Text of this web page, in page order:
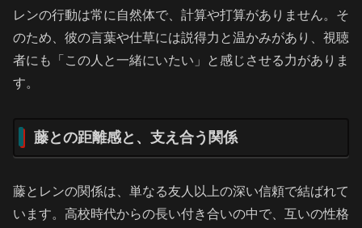
レンの行動は常に自然体で、計算や打算がありません。そ
のため、彼の言葉や仕草には説得力と温かみがあり、視聴
者にも「この人と一緒にいたい」と感じさせる力がありま
す。
藤との距離感と、支え合う関係
藤とレンの関係は、単なる友人以上の深い信頼で結ばれて
います。高校時代からの長い付き合いの中で、互いの性格